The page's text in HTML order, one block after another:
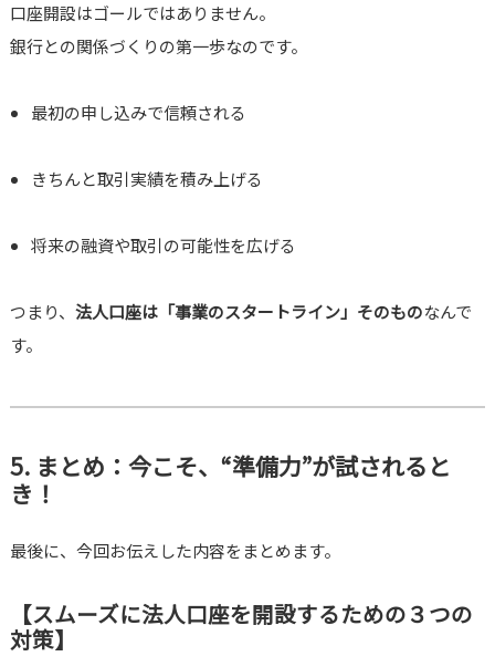
口座開設はゴールではありません。
銀行との関係づくりの第一歩なのです。
最初の申し込みで信頼される
きちんと取引実績を積み上げる
将来の融資や取引の可能性を広げる
つまり、 法人口座は「事業のスタートライン」そのものなんで
す。
5. まとめ：今こそ、“準備力”が試されると
き！
最後に、今回お伝えした内容をまとめます。
【スムーズに法人口座を開設するための３つの
対策】